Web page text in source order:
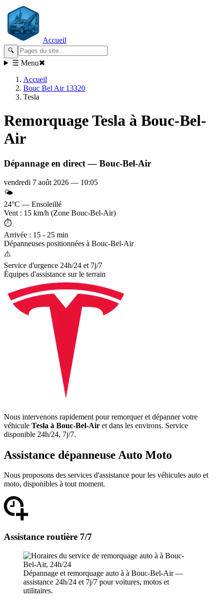
Accueil
🔍
☰ Menu✖
Accueil
Bouc Bel Air 13320
Tesla
RemorquageTesla à Bouc-Bel-
Air
Dépannage en direct —Bouc-Bel-Air
vendredi 7 août 2026 — 10:05
🌤️
24°C — Ensoleillé
Vent : 15 km/h (Zone Bouc-Bel-Air)
⏱️
Arrivée : 15 - 25 min
Dépanneuses positionnées à Bouc-Bel-Air
⚠️
Service d'urgence 24h/24 et 7j/7
Équipes d'assistance sur le terrain
Nous intervenons rapidement pour remorquer et dépanner votre
véhicule Tesla à Bouc-Bel-Air et dans les environs. Service
disponible 24h/24, 7j/7.
Assistance dépanneuse Auto Moto
Nous proposons des services d'assistance pour les véhicules auto et
moto, disponibles à tout moment.
Assistance routière 7/7
Dépannage et remorquage auto à à Bouc-Bel-Air —
assistance 24h/24 et 7j/7 pour voitures, motos et
utilitaires.